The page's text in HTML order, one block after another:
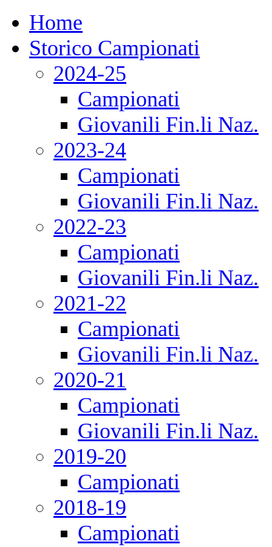
Home
Storico Campionati
2024-25
Campionati
Giovanili Fin.li Naz.
2023-24
Campionati
Giovanili Fin.li Naz.
2022-23
Campionati
Giovanili Fin.li Naz.
2021-22
Campionati
Giovanili Fin.li Naz.
2020-21
Campionati
Giovanili Fin.li Naz.
2019-20
Campionati
2018-19
Campionati